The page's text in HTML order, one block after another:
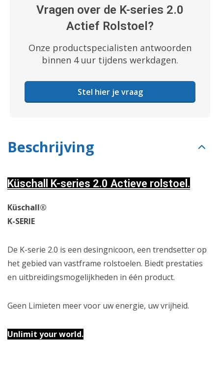
Vragen over de K-series 2.0
Actief Rolstoel?
Onze productspecialisten antwoorden
binnen 4 uur tijdens werkdagen.
Stel hier je vraag
Beschrijving
Küschall K-series 2.0 Actieve rolstoel.
Küschall®
K-SERIE
De K-serie 2.0 is een desingnicoon, een trendsetter op
het gebied van vastframe rolstoelen. Biedt prestaties
en uitbreidingsmogelijkheden in één product.
Geen Limieten meer voor uw energie, uw vrijheid.
Unlimit your world.